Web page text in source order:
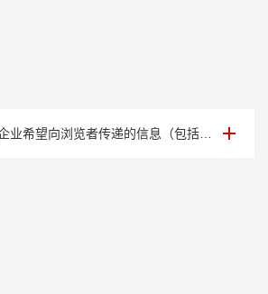
网页设计，是根据企业希望向浏览者传递的信息（包括产品、服务、理念、文化），进行网···